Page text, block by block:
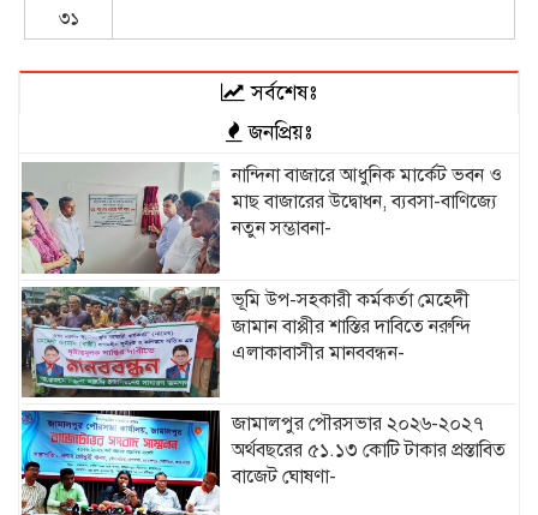
৩১
সর্বশেষঃ
জনপ্রিয়ঃ
নান্দিনা বাজারে আধুনিক মার্কেট ভবন ও
মাছ বাজারের উদ্বোধন, ব্যবসা-বাণিজ্যে
নতুন সম্ভাবনা-
ভূমি উপ-সহকারী কর্মকর্তা মেহেদী
জামান বাপ্পীর শাস্তির দাবিতে নরুন্দি
এলাকাবাসীর মানববন্ধন-
জামালপুর পৌরসভার ২০২৬-২০২৭
অর্থবছরের ৫১.১৩ কোটি টাকার প্রস্তাবিত
বাজেট ঘোষণা-